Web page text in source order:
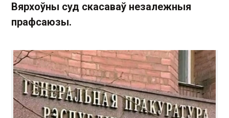
Вярхоўны суд скасаваў незалежныя
прафсаюзы.